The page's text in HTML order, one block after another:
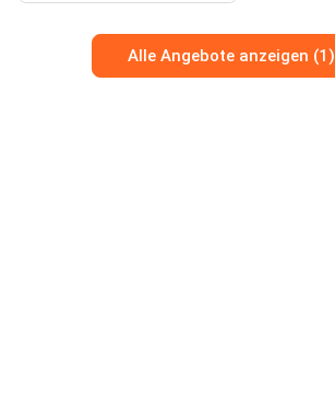
Alle Angebote anzeigen (1)